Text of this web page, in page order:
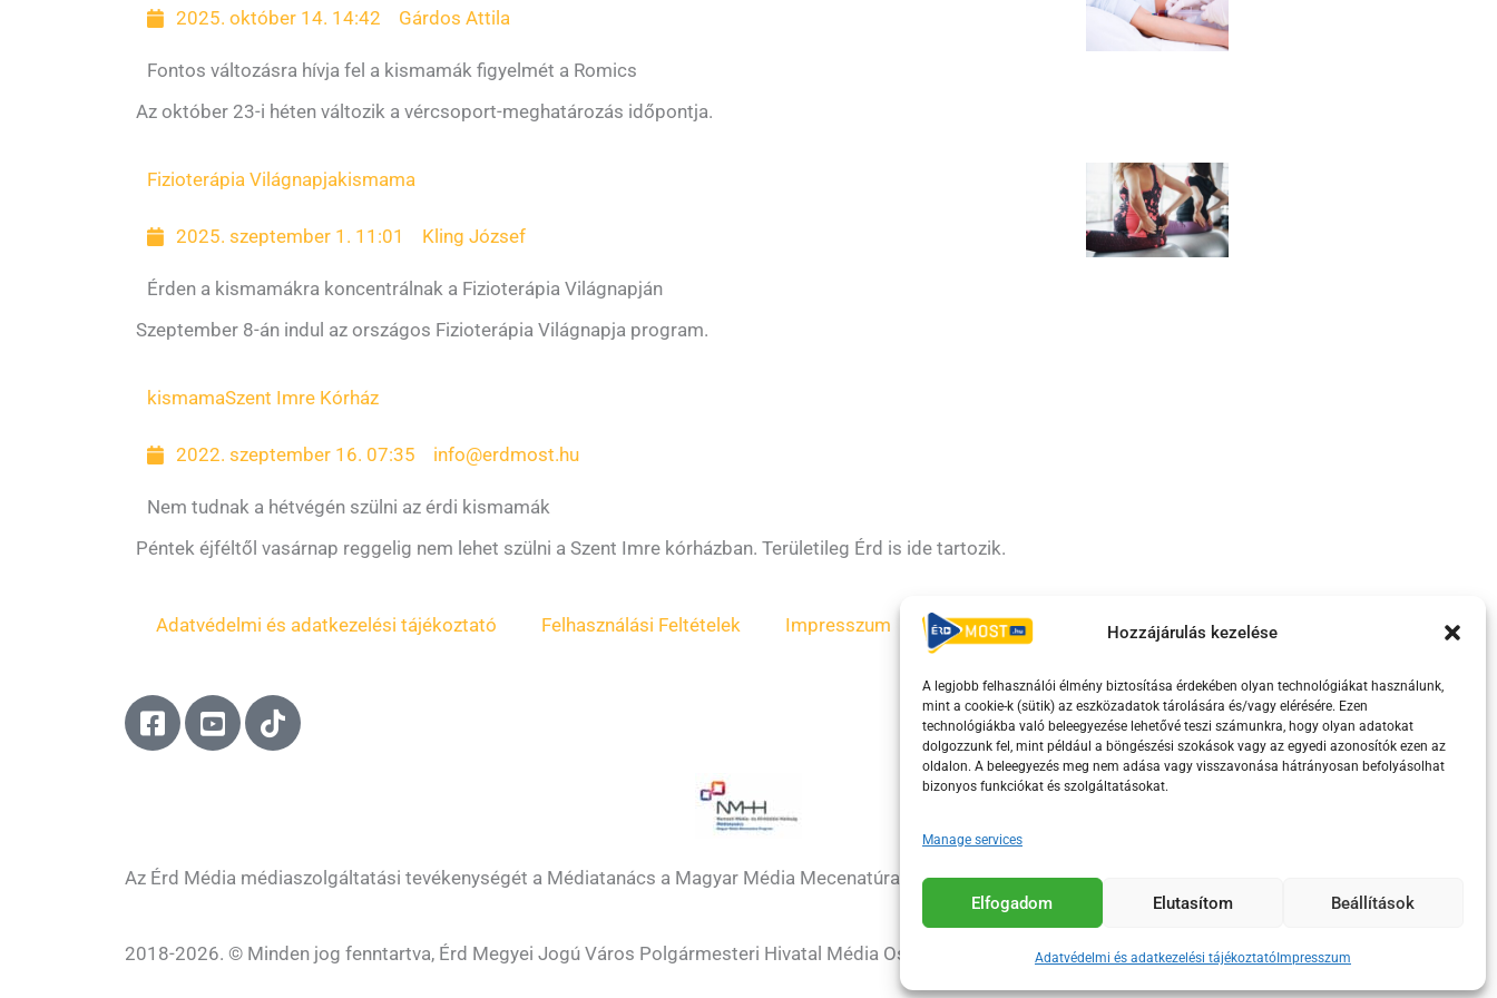
Hozzájárulás kezelése
A legjobb felhasználói élmény biztosítása érdekében olyan technológiákat használunk,
mint a cookie-k (sütik) az eszközadatok tárolására és/vagy elérésére. Ezen
technológiákba való beleegyezése lehetővé teszi számunkra, hogy olyan adatokat
dolgozzunk fel, mint például a böngészési szokások vagy az egyedi azonosítók ezen az
oldalon. A beleegyezés meg nem adása vagy visszavonása hátrányosan befolyásolhat
bizonyos funkciókat és szolgáltatásokat.
Manage services
Elfogadom Elutasítom Beállítások
Adatvédelmi és adatkezelési tájékoztatóImpresszum
2025. október 14. 14:42 Gárdos Attila
Fontos változásra hívja fel a kismamák figyelmét a Romics
Az október 23-i héten változik a vércsoport-meghatározás időpontja.
Fizioterápia Világnapjakismama
2025. szeptember 1. 11:01 Kling József
Érden a kismamákra koncentrálnak a Fizioterápia Világnapján
Szeptember 8-án indul az országos Fizioterápia Világnapja program.
kismamaSzent Imre Kórház
2022. szeptember 16. 07:35 info@erdmost.hu
Nem tudnak a hétvégén szülni az érdi kismamák
Péntek éjféltől vasárnap reggelig nem lehet szülni a Szent Imre kórházban. Területileg Érd is ide tartozik.
Adatvédelmi és adatkezelési tájékoztató Felhasználási Feltételek Impresszum ÁSZF Irányelvek Moderálási szabályzat
F
a
o
s
Y
o
e
q
T
i
Az Érd Média médiaszolgáltatási tevékenységét a Médiatanács a Magyar Média Mecenatúra program keretében támogatja.
2018-2026. © Minden jog fenntartva, Érd Megyei Jogú Város Polgármesteri Hivatal Média Osztálya